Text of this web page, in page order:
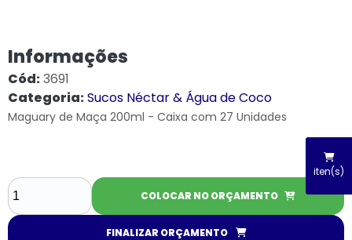
iten(s)
Informações
Cód:3691
Categoria:Sucos Néctar & Água de Coco
Maguary de Maça 200ml - Caixa com 27 Unidades
COLOCAR NO ORÇAMENTO
FINALIZAR ORÇAMENTO